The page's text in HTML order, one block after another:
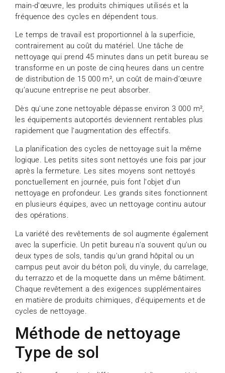
main-d'œuvre, les produits chimiques utilisés et la
fréquence des cycles en dépendent tous.
Le temps de travail est proportionnel à la superficie,
contrairement au coût du matériel. Une tâche de
nettoyage qui prend 45 minutes dans un petit bureau se
transforme en un poste de cinq heures dans un centre
de distribution de 15 000 m², un coût de main-d’œuvre
qu’aucune entreprise ne peut absorber.
Dès qu'une zone nettoyable dépasse environ 3 000 m²,
les équipements autoportés deviennent rentables plus
rapidement que l'augmentation des effectifs.
La planification des cycles de nettoyage suit la même
logique. Les petits sites sont nettoyés une fois par jour
après la fermeture. Les sites moyens sont nettoyés
ponctuellement en journée, puis font l'objet d'un
nettoyage en profondeur. Les grands sites fonctionnent
en plusieurs équipes, avec un nettoyage continu autour
des opérations.
La variété des revêtements de sol augmente également
avec la superficie. Un petit bureau n'a souvent qu'un ou
deux types de sols, tandis qu'un grand hôpital ou un
campus peut avoir du béton poli, du vinyle, du carrelage,
du terrazzo et de la moquette dans un même bâtiment.
Chaque revêtement a des exigences supplémentaires
en matière de produits chimiques, d'équipements et de
cycles de nettoyage.
Méthode de nettoyage
Type de sol